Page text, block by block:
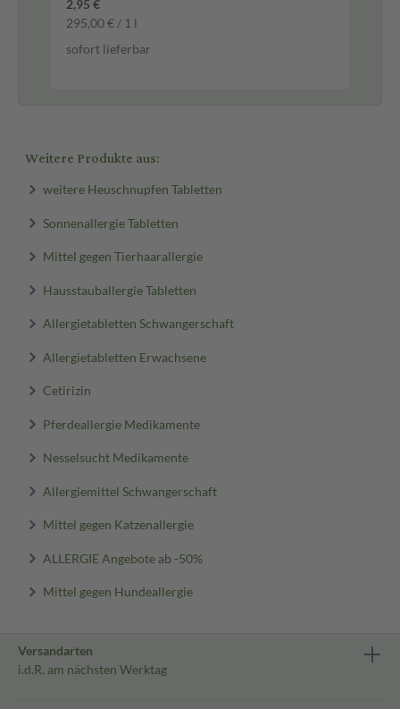
2,95 €
295,00 € / 1 l
sofort lieferbar
Weitere Produkte aus:
weitere Heuschnupfen Tabletten
Sonnenallergie Tabletten
Mittel gegen Tierhaarallergie
Hausstauballergie Tabletten
Allergietabletten Schwangerschaft
Allergietabletten Erwachsene
Cetirizin
Pferdeallergie Medikamente
Nesselsucht Medikamente
Allergiemittel Schwangerschaft
Mittel gegen Katzenallergie
ALLERGIE Angebote ab -50%
Mittel gegen Hundeallergie
Versandarten
i.d.R. am nächsten Werktag